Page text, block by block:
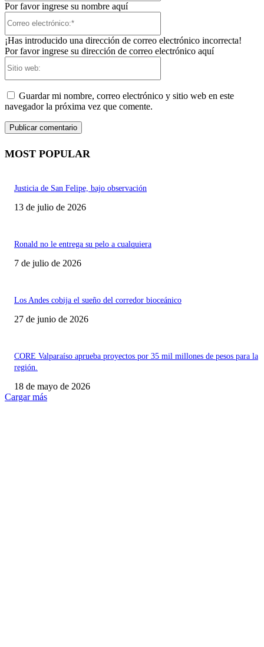
Por favor ingrese su nombre aquí
¡Has introducido una dirección de correo electrónico incorrecta!
Por favor ingrese su dirección de correo electrónico aquí
Guardar mi nombre, correo electrónico y sitio web en este
navegador la próxima vez que comente.
MOST POPULAR
Justicia de San Felipe, bajo observación
13 de julio de 2026
Ronald no le entrega su pelo a cualquiera
7 de julio de 2026
Los Andes cobija el sueño del corredor bioceánico
27 de junio de 2026
CORE Valparaíso aprueba proyectos por 35 mil millones de pesos para la
región.
18 de mayo de 2026
Cargar más